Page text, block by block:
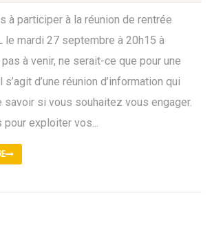
à participer à la réunion de rentrée
le mardi 27 septembre à 20h15 à
à venir, ne serait-ce que pour une
d’une réunion d’information qui
savoir si vous souhaitez vous engager.
exploiter vos...